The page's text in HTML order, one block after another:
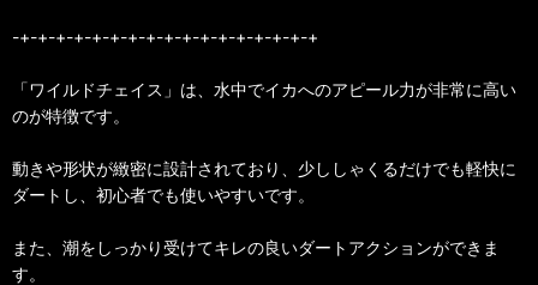
-+-+-+-+-+-+-+-+-+-+-+-+-+-+-+-+-+
「ワイルドチェイス」は、水中でイカへのアピール力が非常に高い
のが特徴です。
動きや形状が緻密に設計されており、少ししゃくるだけでも軽快に
ダートし、初心者でも使いやすいです。
また、潮をしっかり受けてキレの良いダートアクションができま
す。